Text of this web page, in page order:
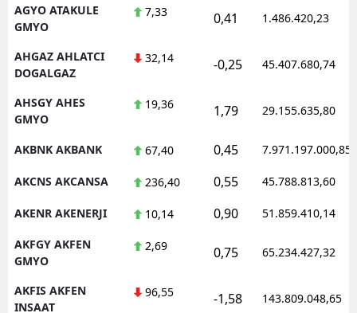
AGYO ATAKULE
GMYO
7,33 0,41 1.486.420,23
AHGAZ AHLATCI
DOGALGAZ
32,14 -0,25 45.407.680,74
AHSGY AHES
GMYO
19,36 1,79 29.155.635,80
AKBNK AKBANK 67,40 0,45 7.971.197.000,85
AKCNS AKCANSA 236,40 0,55 45.788.813,60
AKENR AKENERJI 10,14 0,90 51.859.410,14
AKFGY AKFEN
GMYO
2,69 0,75 65.234.427,32
AKFIS AKFEN
INSAAT
96,55 -1,58 143.809.048,65